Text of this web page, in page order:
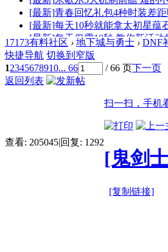
17173有料社区 › 地下城与勇士 › DNF
快捷导航 切换到窄版
12345678910... 66 / 66 页下一页
返回列表
查看: 205045|回复: 1292
扫一扫，手机
[鬼剑
[复制链接]